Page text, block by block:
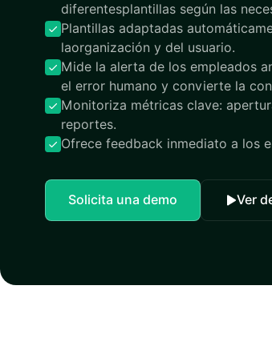
diferentesplantillas según las
Plantillas adaptadas
laorganización y del usuario.
Mide la alerta de los empleados
el error humano y convierte la
Monitoriza métricas clave:
reportes.
Ofrece feedback inmediato a los
Solicita una demo Ver